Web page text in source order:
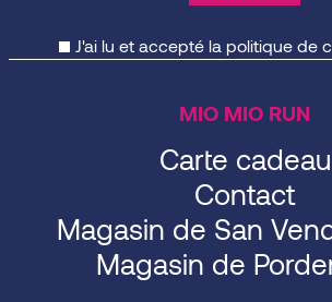
J'ai lu et accepté la politique de
MIO MIO RUN
Carte cadeau
Contact
Magasin de San
Magasin de